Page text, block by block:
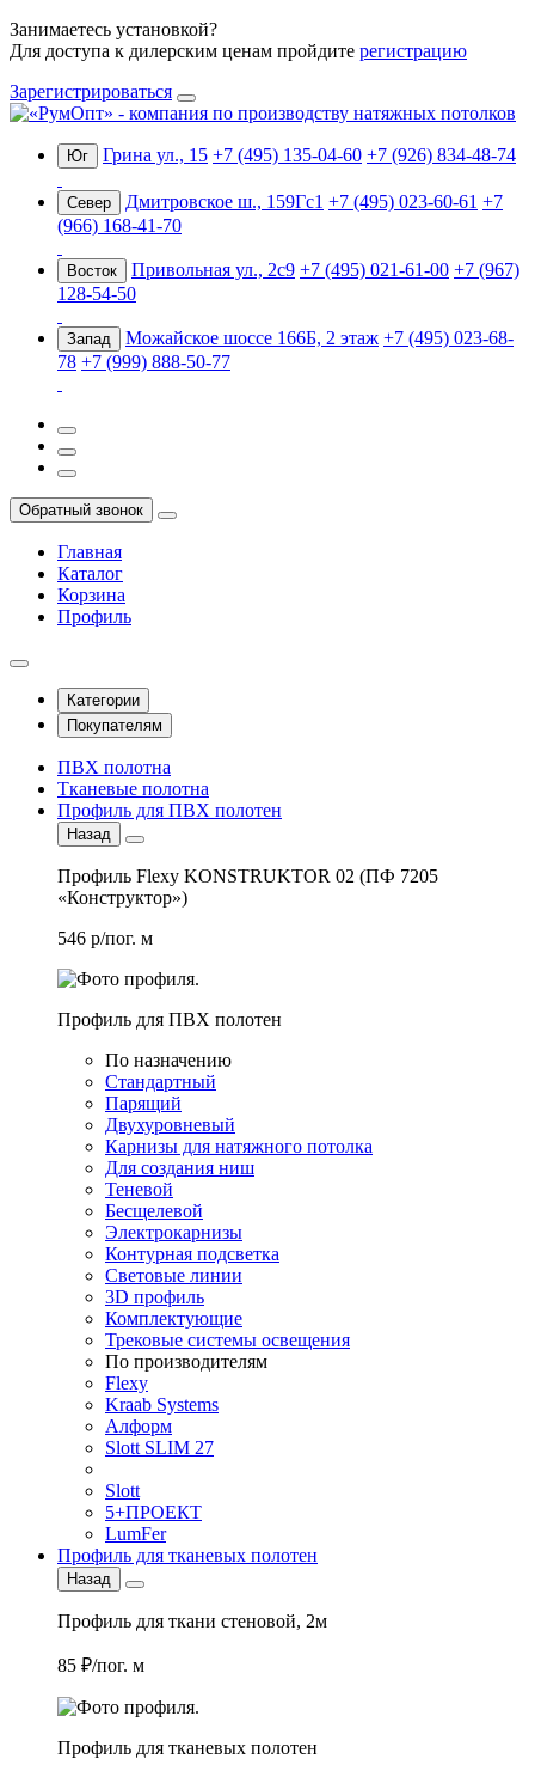
Занимаетесь установкой?
Для доступа к дилерским ценам пройдите регистрацию
Зарегистрироваться
Юг Грина ул., 15 +7 (495) 135-04-60 +7 (926) 834-48-74
Север Дмитровское ш., 159Гс1 +7 (495) 023-60-61 +7
(966) 168-41-70
Восток Привольная ул., 2с9 +7 (495) 021-61-00 +7 (967)
128-54-50
Запад Можайское шоссе 166Б, 2 этаж +7 (495) 023-68-
78 +7 (999) 888-50-77
Обратный звонок
Главная
Каталог
Корзина
Профиль
Категории
Покупателям
ПВХ полотна
Тканевые полотна
Профиль для ПВХ полотен
Назад
Профиль Flexy KONSTRUKTOR 02 (ПФ 7205
«Конструктор»)
546 р/пог. м
Профиль для ПВХ полотен
По назначению
Стандартный
Парящий
Двухуровневый
Карнизы для натяжного потолка
Для создания ниш
Теневой
Бесщелевой
Электрокарнизы
Контурная подсветка
Световые линии
3D профиль
Комплектующие
Трековые системы освещения
По производителям
Flexy
Kraab Systems
Алформ
Slott SLIM 27
Slott
5+ПРОЕКТ
LumFer
Профиль для тканевых полотен
Назад
Профиль для ткани стеновой, 2м
85 ₽/пог. м
Профиль для тканевых полотен